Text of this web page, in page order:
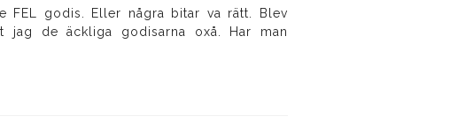
FEL godis. Eller några bitar va rätt. Blev
jag de äckliga godisarna oxå. Har man